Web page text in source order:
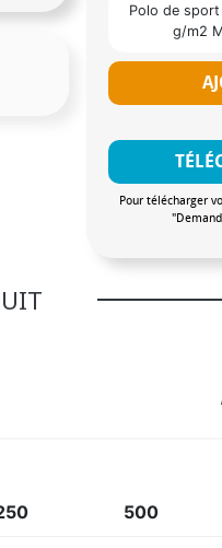
Polo de
g/m2
Pour télécharger
500